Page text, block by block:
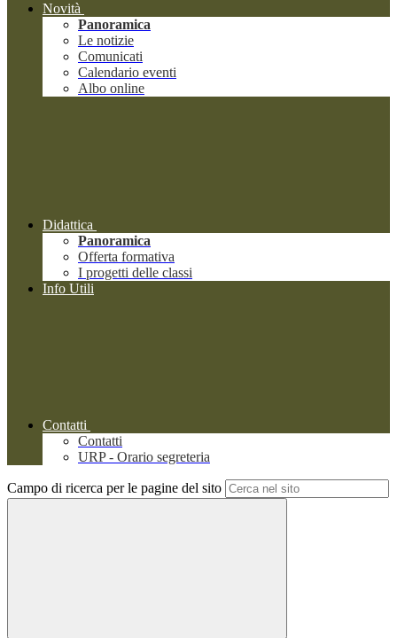
Novità
Panoramica
Le notizie
Comunicati
Calendario eventi
Albo online
Didattica
Panoramica
Offerta formativa
I progetti delle classi
Info Utili
Contatti
Contatti
URP - Orario segreteria
Campo di ricerca per le pagine del sito